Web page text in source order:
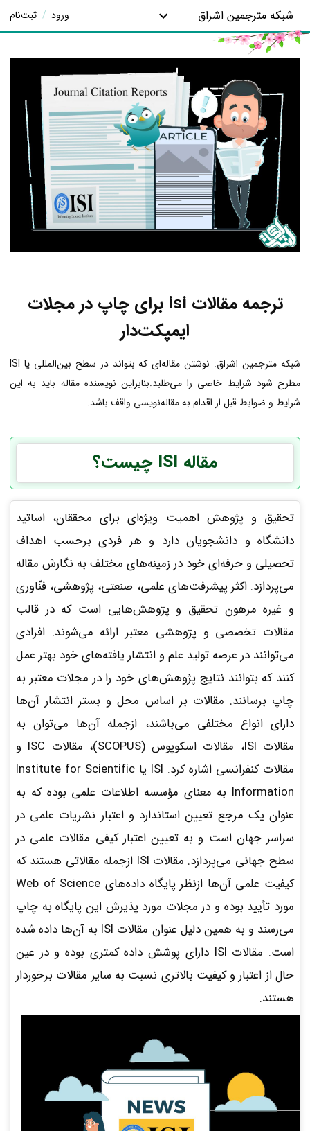
شبکه مترجمین اشراق ورود / ثبت‌نام
ترجمه مقالات isi برای چاپ در مجلات
ایمپکت‌دار
شبکه مترجمین اشراق: نوشتن مقاله‌ای که بتواند در سطح بین‌المللی یا ISI
مطرح شود شرایط خاصی را می‌طلبد.بنابراین نویسنده مقاله باید به این
شرایط و ضوابط قبل از اقدام به مقاله‌نویسی واقف باشد.
مقاله ISI چیست؟
تحقیق و پژوهش اهمیت ویژه‌ای برای محققان، اساتید
دانشگاه و دانشجویان دارد و هر فردی برحسب اهداف
تحصیلی و حرفه‌ای خود در زمینه­‌های مختلف به نگارش مقاله
می‌پردازد. اکثر پیشرفت‌های علمی، صنعتی، پژوهشی، فنّاوری
و غیره مرهون تحقیق و پژوهش‌هایی است که در قالب
مقالات تخصصی و پژوهشی معتبر ارائه می‌شوند. افرادی
می‌توانند در عرصه تولید علم و انتشار یافته‌های خود بهتر عمل
کنند که بتوانند نتایج پژوهش‌های خود را در مجلات معتبر به
چاپ برسانند. مقالات بر اساس محل و بستر انتشار آن‌ها
دارای انواع مختلفی می‌باشند، ازجمله آن‌ها می‌توان به
مقالات ISI، مقالات اسکوپوس (SCOPUS)، مقالات ISC و
مقالات کنفرانسی اشاره کرد. ISI یا Institute for Scientific
Information به معنای مؤسسه اطلاعات علمی بوده که به‌
عنوان یک مرجع تعیین استاندارد و اعتبار نشریات علمی در
سراسر جهان است و به تعیین اعتبار کیفی مقالات علمی در
سطح جهانی می‌پردازد. مقالات ISI ازجمله مقالاتی هستند که
کیفیت علمی آن‌ها ازنظر پایگاه داده‌های Web of Science
مورد تأیید بوده و در مجلات مورد پذیرش این پایگاه به چاپ
می‌رسند و به همین دلیل عنوان مقالات ISI به آن‌ها داده‌ شده
است. مقالات ISI دارای پوشش داده کمتری بوده و در عین‌
حال از اعتبار و کیفیت بالاتری نسبت به سایر مقالات برخوردار
هستند.